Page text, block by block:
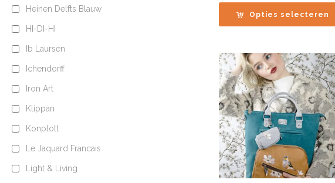
tot
Opties selecteren
Heinen Delfts Blauw
HI-DI-HI
Ib Laursen
Ichendorff
Iron Art
Klippan
Konplott
Le Jaquard Francais
Light & Living